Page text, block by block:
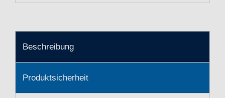
Beschreibung
Produktsicherheit